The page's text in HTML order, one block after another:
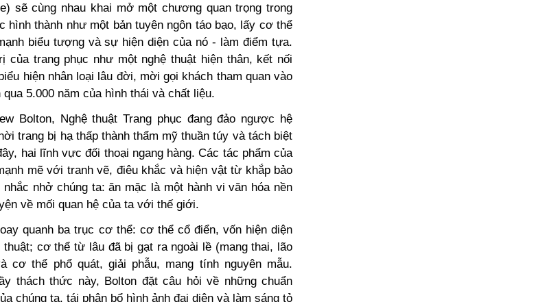
sẽ cùng nhau khai mở một chương quan trọng trong
thành như một bản tuyên ngôn táo bạo, lấy cơ thể
biểu tượng và sự hiện diện của nó - làm điểm tựa.
của trang phục như một nghệ thuật hiện thân, kết nối
hiện nhân loại lâu đời, mời gọi khách tham quan vào
5.000 năm của hình thái và chất liệu.
Bolton, Nghệ thuật Trang phục đang đảo ngược hệ
trang bị hạ thấp thành thẩm mỹ thuần túy và tách biệt
hai lĩnh vực đối thoại ngang hàng. Các tác phẩm của
mẽ với tranh vẽ, điêu khắc và hiện vật từ khắp bảo
nhở chúng ta: ăn mặc là một hành vi văn hóa nền
về mối quan hệ của ta với thế giới.
quanh ba trục cơ thể: cơ thể cổ điển, vốn hiện diện
cơ thể từ lâu đã bị gạt ra ngoài lề (mang thai, lão
cơ thể phổ quát, giải phẫu, mang tính nguyên mẫu.
thách thức này, Bolton đặt câu hỏi về những chuẩn
chúng ta, tái phân bổ hình ảnh đại diện và làm sáng tỏ